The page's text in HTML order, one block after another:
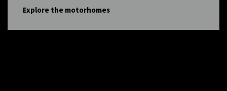
Explore the motorhomes